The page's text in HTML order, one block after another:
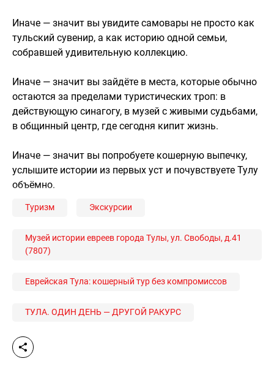
Иначе — значит вы увидите самовары не просто как
тульский сувенир, а как историю одной семьи,
собравшей удивительную коллекцию.
Иначе — значит вы зайдёте в места, которые обычно
остаются за пределами туристических троп: в
действующую синагогу, в музей с живыми судьбами,
в общинный центр, где сегодня кипит жизнь.
Иначе — значит вы попробуете кошерную выпечку,
услышите истории из первых уст и почувствуете Тулу
объёмно.
Туризм Экскурсии
Музей истории евреев города Тулы, ул. Свободы, д.41
(7807)
Еврейская Тула: кошерный тур без компромиссов
ТУЛА. ОДИН ДЕНЬ — ДРУГОЙ РАКУРС